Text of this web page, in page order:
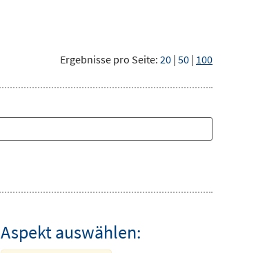
Ergebnisse pro Seite: 20 | 50 | 100
Aspekt auswählen: